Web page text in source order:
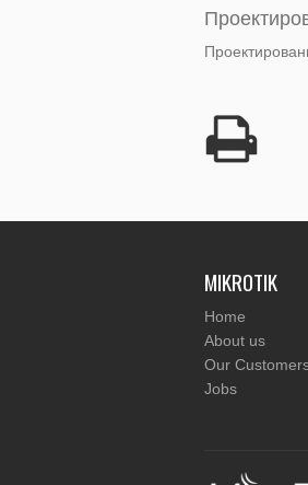
MIKROTIK
Home
About us
Our
Jobs